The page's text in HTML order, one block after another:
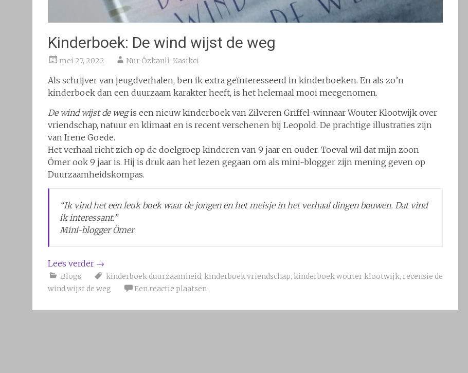
Kinderboek: De wind wijst de weg
mei 27, 2022 Nur Özkanli-Kasikci
Als schrijver van jeugdverhalen, ben ik extra geïnteresseerd in kinderboeken. En als zo’n
kinderboek dan een duurzaam karakter heeft, is het helemaal mooi meegenomen.
De wind wijst de wegis een nieuw kinderboek van Zilveren Griffel-winnaar Wouter Klootwijk over
vriendschap, natuur en klimaat en is recent verschenen bij Leopold. De prachtige illustraties zijn
van Irene Goede.
Het verhaal richt zich op de doelgroep kinderen van 9 jaar en ouder. Toeval wil dat mijn zoon
Ömer ook 9 jaar is. Hij is druk aan het lezen gegaan om als mini-blogger zijn mening geven op
Duurzaamheidskompas.
“Ik vind het een leuk boek waar de jongen en het meisje in het verhaal dingen bouwen. Dat vind
ik interessant.”
Mini-blogger Ömer
Lees verder →
Blogs kinderboek duurzaamheid, kinderboek vriendschap, kinderboek wouter klootwijk, recensie de
wind wijst de weg
Een reactie plaatsen